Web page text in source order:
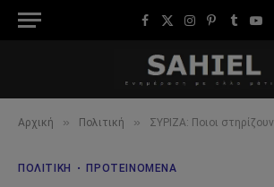
Facebook
X
Instagram
Pinterest
Tumblr
Αρχική » Πολιτική » ΣΥΡΙΖΑ: Ποιοι στηρίζουν
ΠΟΛΙΤΙΚΉ ΠΡΟΤΕΙΝΌΜΕΝΑ